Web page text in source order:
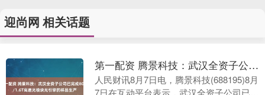
迎尚网 相关话题
第一配资 腾景科技：武汉全资子公司已完成800G/1.6T高速光模块光引擎的样品生产
人民财讯8月7日电，腾景科技(688195)8月